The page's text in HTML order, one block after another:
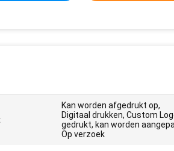
Kan worden afgedrukt op,
Digitaal drukken, Custom
gedrukt, kan worden
Op verzoek